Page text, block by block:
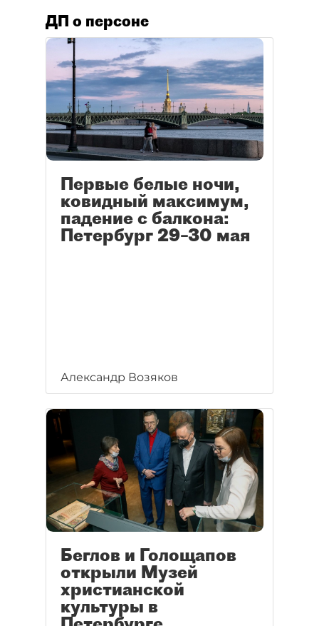
ДП о персоне
Первые белые ночи,
ковидный максимум,
падение с балкона:
Петербург 29–30 мая
Александр Возяков
Беглов и Голощапов
открыли Музей
христианской
культуры в